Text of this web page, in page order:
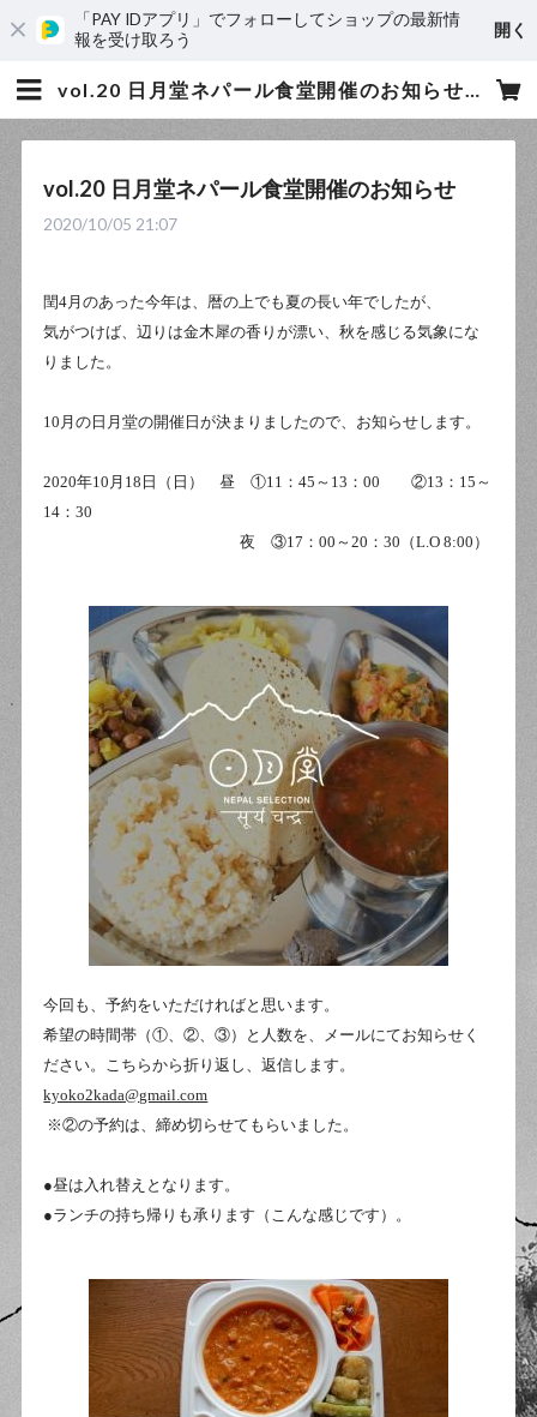
「PAY IDアプリ」でフォローしてショップの最新情
報を受け取ろう
開く
vol.20 日月堂ネパール食堂開催のお知らせ | 日月堂
vol.20 日月堂ネパール食堂開催のお知らせ
2020/10/05 21:07
閏4 月のあった今年は、暦の上でも夏の長い年でしたが、
気がつけば、辺りは金木犀の香りが漂い、秋を感じる気象にな
りました。
10 月の日月堂の開催日が決まりましたので、お知らせします。
2020年10 月 18 日（日） 昼 ①11 ：45 ～ 13 ：00②13 ： 15 ～
14 ：30
夜 ③17 ：00 ～20 ：30（L.O 8:00）
今回も、予約をいただければと思います。
希望の時間帯（①、②、③）と人数を、メールにてお知らせく
ださい。こちらから折り返し、返信します。
kyoko2kada@gmail.com
※②の予約は、締め切らせてもらいました。
●昼は入れ替えとなります。
●ランチの持ち帰りも承ります（こんな感じです）。